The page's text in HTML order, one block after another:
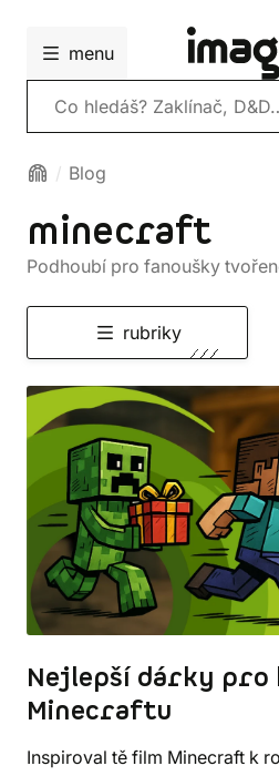
menu
Vyhledávání
Blog
minecraft
Podhoubí pro fanoušky
rubriky
Nejlepší dárky pro
Minecraftu
Inspiroval tě film Minecraft k